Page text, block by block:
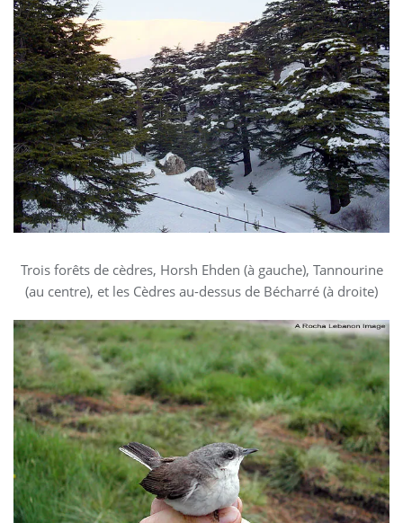
Trois forêts de cèdres, Horsh Ehden (à gauche), Tannourine
(au centre), et les Cèdres au-dessus de Bécharré (à droite)